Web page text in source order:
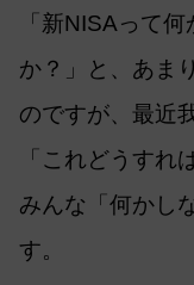
「新NISAって
か？」と、あま
のですが、最近
「これどうすれ
みんな「何かし
す。